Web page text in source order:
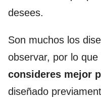
desees.
Son muchos los
observar, por lo que
consideres mejor
diseñado